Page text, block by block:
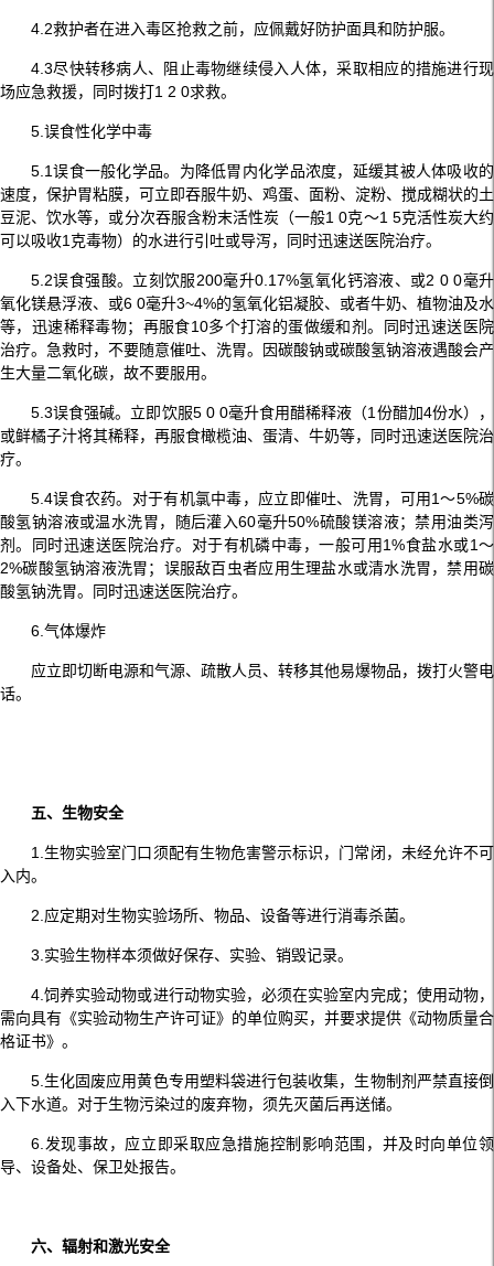
4.2救护者在进入毒区抢救之前，应佩戴好防护面具和防护服。
4.3尽快转移病人、阻止毒物继续侵入人体，采取相应的措施进行现
场应急救援，同时拨打1 2 0求救。
5.误食性化学中毒
5.1误食一般化学品。为降低胃内化学品浓度，延缓其被人体吸收的
速度，保护胃粘膜，可立即吞服牛奶、鸡蛋、面粉、淀粉、搅成糊状的土
豆泥、饮水等，或分次吞服含粉末活性炭（一般1 0克～1 5克活性炭大约
可以吸收1克毒物）的水进行引吐或导泻，同时迅速送医院治疗。
5.2误食强酸。立刻饮服200毫升0.17%氢氧化钙溶液、或2 0 0毫升
氧化镁悬浮液、或6 0毫升3~4%的氢氧化铝凝胶、或者牛奶、植物油及水
等，迅速稀释毒物；再服食10多个打溶的蛋做缓和剂。同时迅速送医院
治疗。急救时，不要随意催吐、洗胃。因碳酸钠或碳酸氢钠溶液遇酸会产
生大量二氧化碳，故不要服用。
5.3误食强碱。立即饮服5 0 0毫升食用醋稀释液（1份醋加4份水），
或鲜橘子汁将其稀释，再服食橄榄油、蛋清、牛奶等，同时迅速送医院治
疗。
5.4误食农药。对于有机氯中毒，应立即催吐、洗胃，可用1～5%碳
酸氢钠溶液或温水洗胃，随后灌入60毫升50%硫酸镁溶液；禁用油类泻
剂。同时迅速送医院治疗。对于有机磷中毒，一般可用1%食盐水或1～
2%碳酸氢钠溶液洗胃；误服敌百虫者应用生理盐水或清水洗胃，禁用碳
酸氢钠洗胃。同时迅速送医院治疗。
6.气体爆炸
应立即切断电源和气源、疏散人员、转移其他易爆物品，拨打火警电
话。
五、生物安全
1.生物实验室门口须配有生物危害警示标识，门常闭，未经允许不可
入内。
2.应定期对生物实验场所、物品、设备等进行消毒杀菌。
3.实验生物样本须做好保存、实验、销毁记录。
4.饲养实验动物或进行动物实验，必须在实验室内完成；使用动物，
需向具有《实验动物生产许可证》的单位购买，并要求提供《动物质量合
格证书》。
5.生化固废应用黄色专用塑料袋进行包装收集，生物制剂严禁直接倒
入下水道。对于生物污染过的废弃物，须先灭菌后再送储。
6.发现事故，应立即采取应急措施控制影响范围，并及时向单位领
导、设备处、保卫处报告。
六、辐射和激光安全